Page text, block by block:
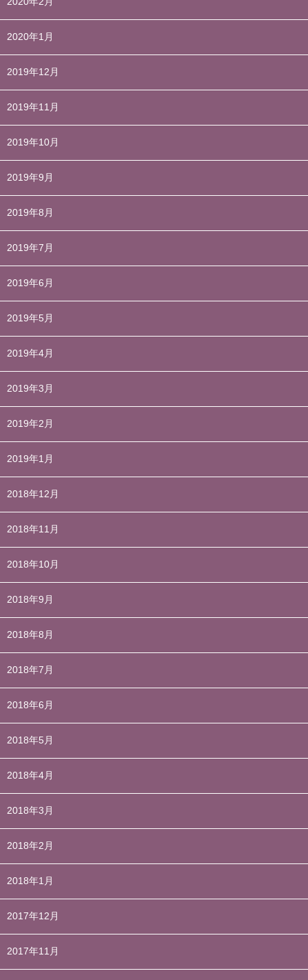
2020年1月
2019年12月
2019年11月
2019年10月
2019年9月
2019年8月
2019年7月
2019年6月
2019年5月
2019年4月
2019年3月
2019年2月
2019年1月
2018年12月
2018年11月
2018年10月
2018年9月
2018年8月
2018年7月
2018年6月
2018年5月
2018年4月
2018年3月
2018年2月
2018年1月
2017年12月
2017年11月